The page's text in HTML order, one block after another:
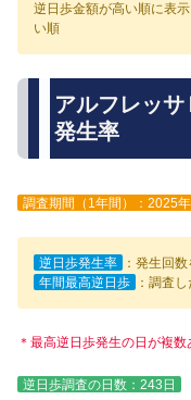
逆日歩金額が高い順に表
い順
アルフレッ
発生率
調査期間（1年間）：2025
逆日歩発生率
：発生回
年間最高逆日歩
：調査
＊最高逆日歩発生の日が複
逆日歩調査の日数：243日